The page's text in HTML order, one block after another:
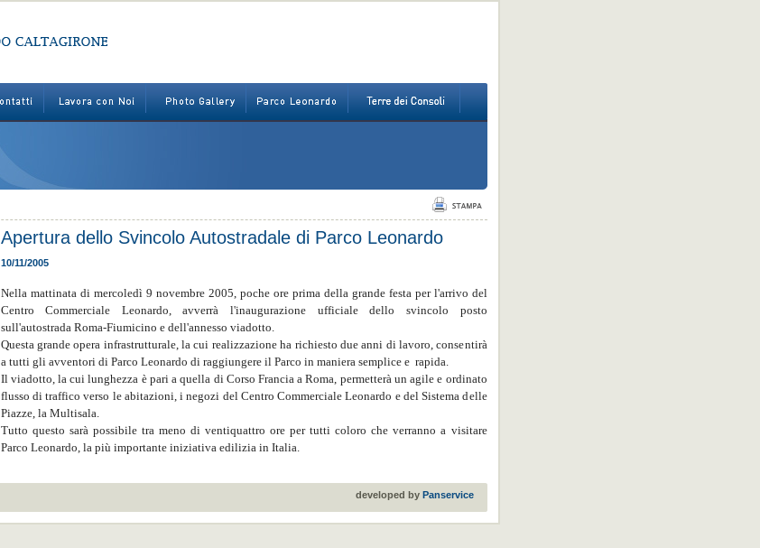
Apertura dello Svincolo Autostradale di Parco Leonardo
10/11/2005
Nella mattinata di mercoledì 9 novembre 2005, poche ore prima della grande festa per l'arrivo del
Centro Commerciale Leonardo, avverrà l'inaugurazione ufficiale dello svincolo posto
sull'autostrada Roma-Fiumicino e dell'annesso viadotto.
Questa grande opera infrastrutturale, la cui realizzazione ha richiesto due anni di lavoro, consentirà
a tutti gli avventori di Parco Leonardo di raggiungere il Parco in maniera semplice e rapida.
Il viadotto, la cui lunghezza è pari a quella di Corso Francia a Roma, permetterà un agile e ordinato
flusso di traffico verso le abitazioni, i negozi del Centro Commerciale Leonardo e del Sistema delle
Piazze, la Multisala.
Tutto questo sarà possibile tra meno di ventiquattro ore per tutti coloro che verranno a visitare
Parco Leonardo, la più importante iniziativa edilizia in Italia.
developed byPanservice